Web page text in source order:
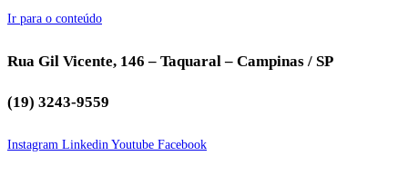
Ir para o conteúdo
Rua Gil Vicente, 146 – Taquaral – Campinas / SP
(19) 3243-9559
Instagram Linkedin Youtube Facebook